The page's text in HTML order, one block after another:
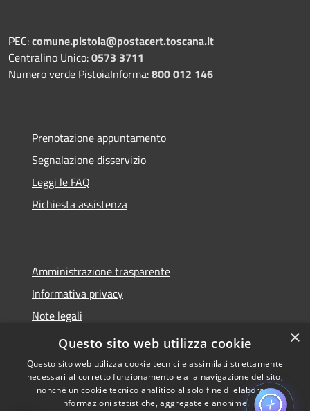
PEC:comune.pistoia@postacert.toscana.it
Centralino Unico:0573 3711
Numero verde PistoiaInforma:800 012 146
Prenotazione appuntamento
Segnalazione disservizio
Leggi le FAQ
Richiesta assistenza
Amministrazione trasparente
Informativa privacy
Note legali
Dichiarazione di accessibilità
Copyright © 2026 • Comune di
×
Questo sito web utilizza cookie
Questo sito web utilizza cookie tecnici e assimilati strettamente
necessari al corretto funzionamento e alla navigazione del sito,
nonché un cookie tecnico analitico al solo fine di elaborare
informazioni statistiche, aggregate e anonime.